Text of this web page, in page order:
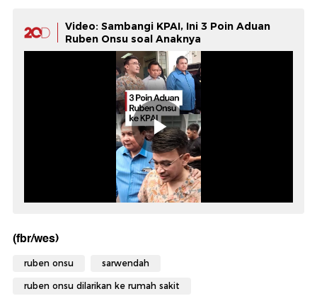
Video: Sambangi KPAI, Ini 3 Poin Aduan
Ruben Onsu soal Anaknya
(fbr/wes)
ruben onsu sarwendah
ruben onsu dilarikan ke rumah sakit